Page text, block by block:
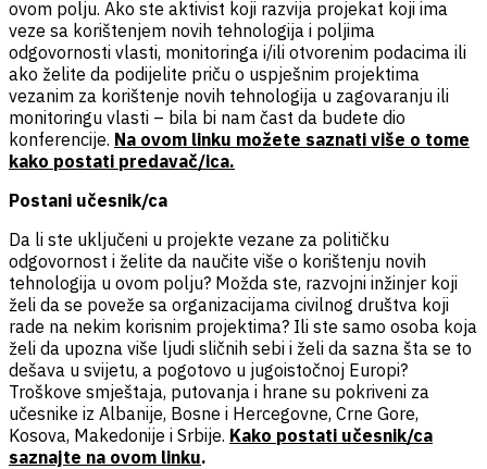
ovom polju. Ako ste aktivist koji razvija projekat koji ima
veze sa korištenjem novih tehnologija i poljima
odgovornosti vlasti, monitoringa i/ili otvorenim podacima ili
ako želite da podijelite priču o uspješnim projektima
vezanim za korištenje novih tehnologija u zagovaranju ili
monitoringu vlasti – bila bi nam čast da budete dio
konferencije. Na ovom linku možete saznati više o tome
kako postati predavač/ica.
Postani učesnik/ca
Da li ste uključeni u projekte vezane za političku
odgovornost i želite da naučite više o korištenju novih
tehnologija u ovom polju? Možda ste, razvojni inžinjer koji
želi da se poveže sa organizacijama civilnog društva koji
rade na nekim korisnim projektima? Ili ste samo osoba koja
želi da upozna više ljudi sličnih sebi i želi da sazna šta se to
dešava u svijetu, a pogotovo u jugoistočnoj Europi?
Troškove smještaja, putovanja i hrane su pokriveni za
učesnike iz Albanije, Bosne i Hercegovne, Crne Gore,
Kosova, Makedonije i Srbije. Kako postati učesnik/ca
saznajte na ovom linku.